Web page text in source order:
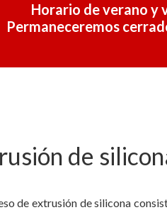
Horario de verano y
Permaneceremos
de
de extrusión de silicona